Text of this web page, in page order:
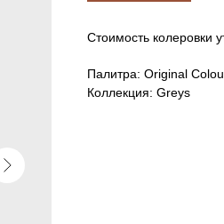
Стоимость колеровки
Палитра: Original
Коллекция: Greys